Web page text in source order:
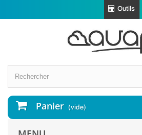
Outils
Panier (vide)